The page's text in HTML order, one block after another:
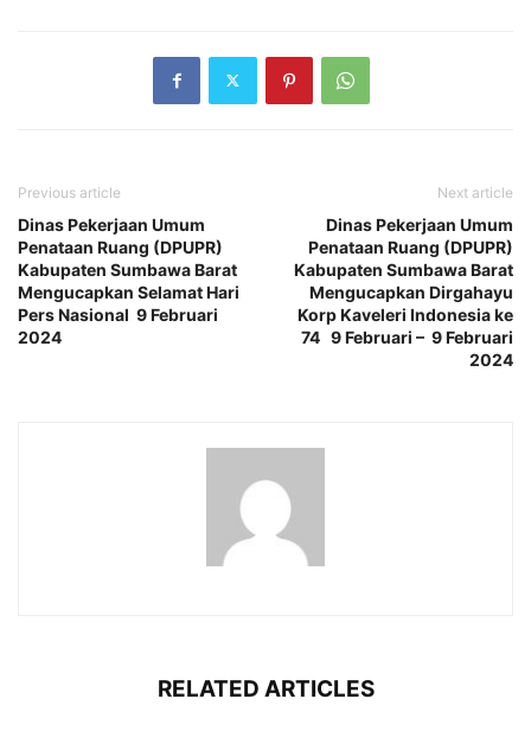
Previous article
Dinas Pekerjaan Umum
Penataan Ruang (DPUPR)
Kabupaten Sumbawa Barat
Mengucapkan Selamat Hari
Pers Nasional 9 Februari
2024
Next article
Dinas Pekerjaan Umum
Penataan Ruang (DPUPR)
Kabupaten Sumbawa Barat
Mengucapkan Dirgahayu
Korp Kaveleri Indonesia ke
74 9 Februari – 9 Februari
2024
RELATED ARTICLES